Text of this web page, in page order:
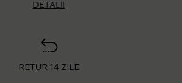
DETALII
RETUR 14 ZILE